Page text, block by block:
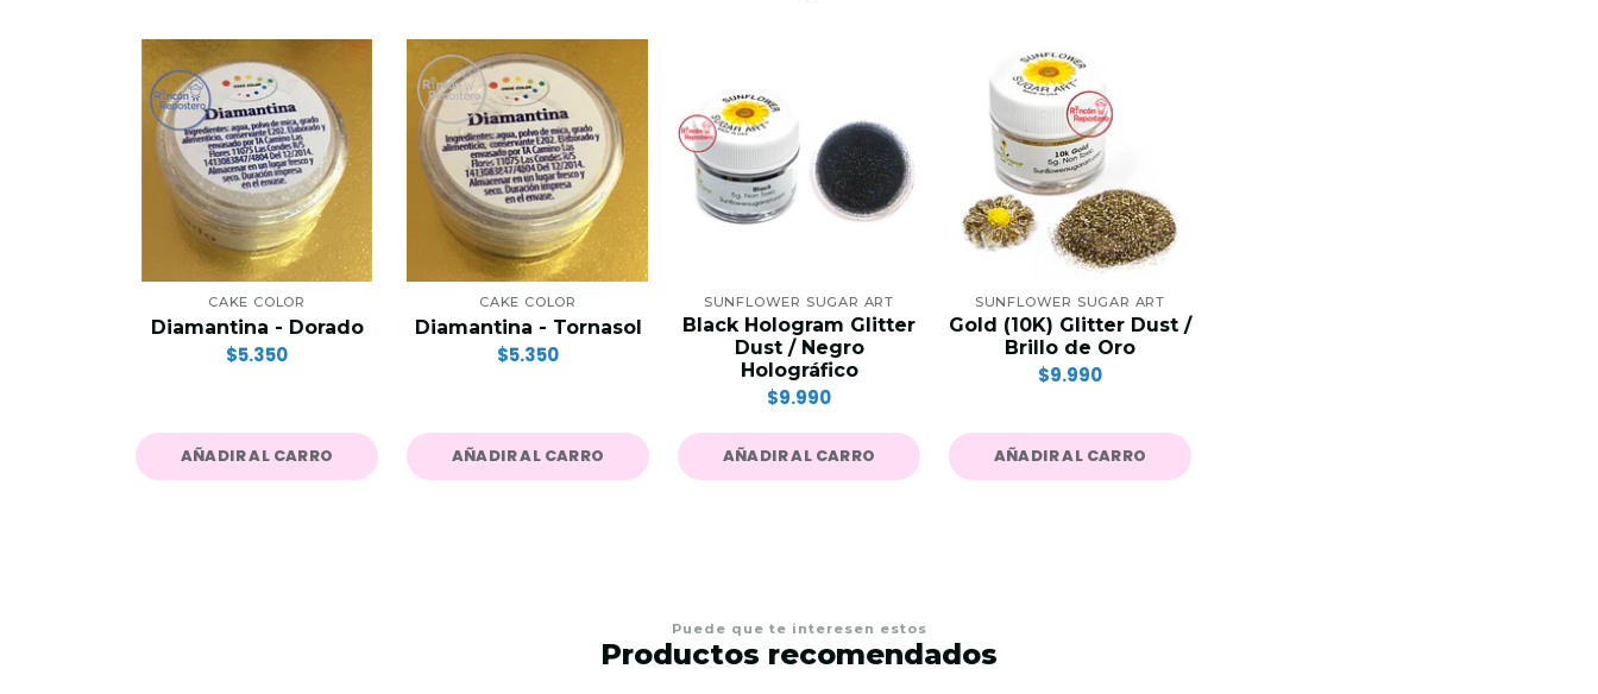
CAKE COLOR
Diamantina - Dorado
$5.350
AÑADIR AL CARRO
CAKE COLOR
Diamantina - Tornasol
$5.350
AÑADIR AL CARRO
SUNFLOWER SUGAR ART
Black Hologram Glitter
Dust / Negro
Holográfico
$9.990
AÑADIR AL CARRO
SUNFLOWER SUGAR ART
Gold (10K) Glitter Dust /
Brillo de Oro
$9.990
AÑADIR AL CARRO
Puede que te interesen estos
Productos recomendados